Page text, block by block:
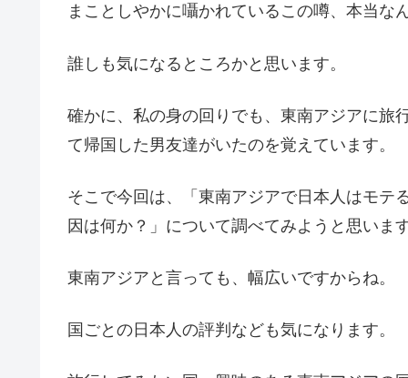
まことしやかに囁かれているこの噂、本当な
誰しも気になるところかと思います。
確かに、私の身の回りでも、東南アジアに旅
て帰国した男友達がいたのを覚えています。
そこで今回は、「 東南アジアで日本人はモテ
因は何か？ 」について調べてみようと思いま
東南アジアと言っても、幅広いですからね。
国ごとの日本人の評判なども気になります。